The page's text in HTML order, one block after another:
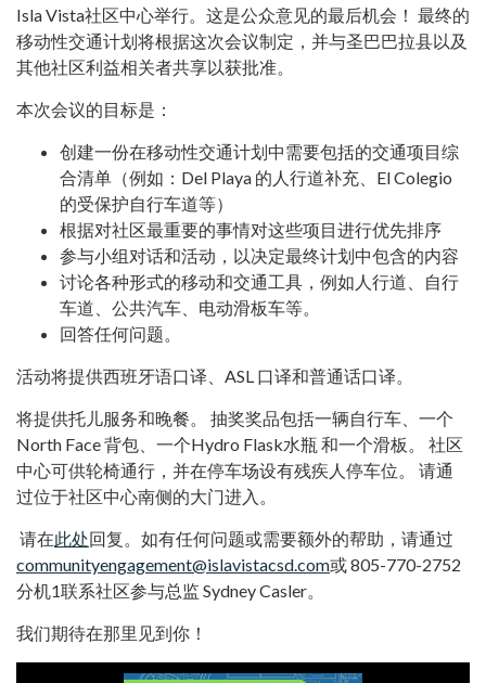
Isla Vista社区中心举行。这是公众意见的最后机会！ 最终的
移动性交通计划将根据这次会议制定，并与圣巴巴拉县以及
其他社区利益相关者共享以获批准。
本次会议的目标是：
创建一份在移动性交通计划中需要包括的交通项目综
合清单（例如：Del Playa 的人行道补充、El Colegio
的受保护自行车道等）
根据对社区最重要的事情对这些项目进行优先排序
参与小组对话和活动，以决定最终计划中包含的内容
讨论各种形式的移动和交通工具，例如人行道、自行
车道、公共汽车、电动滑板车等。
回答任何问题。
活动将提供西班牙语口译、ASL 口译和普通话口译。
将提供托儿服务和晚餐。 抽奖奖品包括一辆自行车、一个
North Face 背包、一个Hydro Flask水瓶 和一个滑板。 社区
中心可供轮椅通行，并在停车场设有残疾人停车位。 请通
过位于社区中心南侧的大门进入。
请在此处回复。如有任何问题或需要额外的帮助，请通过
communityengagement@islavistacsd.com或 805-770-2752
分机1联系社区参与总监 Sydney Casler。
我们期待在那里见到你！